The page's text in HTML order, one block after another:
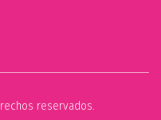
reservados.